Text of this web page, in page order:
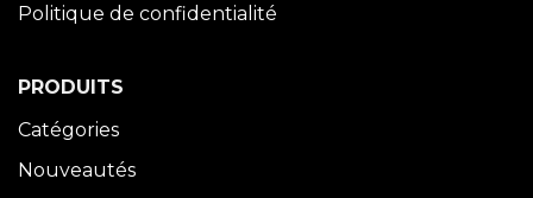
Politique de confidentialité
PRODUITS
Catégories
Nouveautés